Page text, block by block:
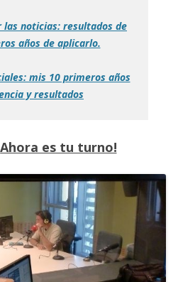
las noticias: resultados de
años de aplicarlo.
mis 10 primeros años
y resultados
es tu turno!